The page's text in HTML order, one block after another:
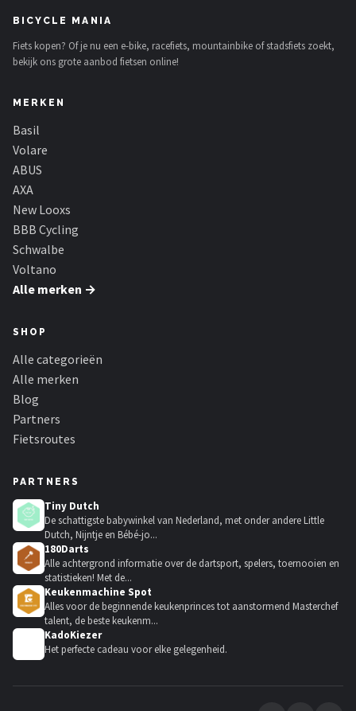
BICYCLE MANIA
Fiets kopen? Of je nu een e-bike, racefiets, mountainbike of stadsfiets zoekt,
bekijk ons grote aanbod fietsen online!
MERKEN
Basil
Volare
ABUS
AXA
New Looxs
BBB Cycling
Schwalbe
Voltano
Alle merken →
SHOP
Alle categorieën
Alle merken
Blog
Partners
Fietsroutes
PARTNERS
Tiny Dutch
De schattigste babywinkel van Nederland, met onder andere Little
Dutch, Nijntje en Bébé-jo...
180Darts
Alle achtergrond informatie over de dartsport, spelers, toernooien en
statistieken! Met de...
Keukenmachine Spot
Alles voor de beginnende keukenprinces tot aanstormend Masterchef
talent, de beste keukenm...
KadoKiezer
Het perfecte cadeau voor elke gelegenheid.